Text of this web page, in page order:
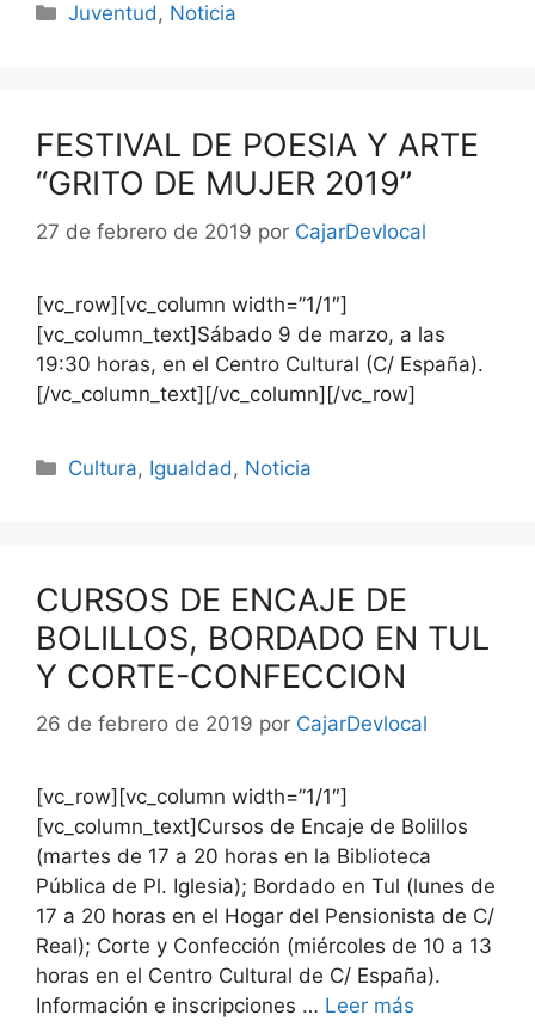
Juventud, Noticia
FESTIVAL DE POESIA Y ARTE
“GRITO DE MUJER 2019”
27 de febrero de 2019 por CajarDevlocal
[vc_row][vc_column width=”1/1″]
[vc_column_text]Sábado 9 de marzo, a las
19:30 horas, en el Centro Cultural (C/ España).
[/vc_column_text][/vc_column][/vc_row]
Cultura, Igualdad , Noticia
CURSOS DE ENCAJE DE
BOLILLOS, BORDADO EN TUL
Y CORTE-CONFECCION
26 de febrero de 2019 por CajarDevlocal
[vc_row][vc_column width=”1/1″]
[vc_column_text]Cursos de Encaje de Bolillos
(martes de 17 a 20 horas en la Biblioteca
Pública de Pl. Iglesia); Bordado en Tul (lunes de
17 a 20 horas en el Hogar del Pensionista de C/
Real); Corte y Confección (miércoles de 10 a 13
horas en el Centro Cultural de C/ España).
Información e inscripciones … Leer más